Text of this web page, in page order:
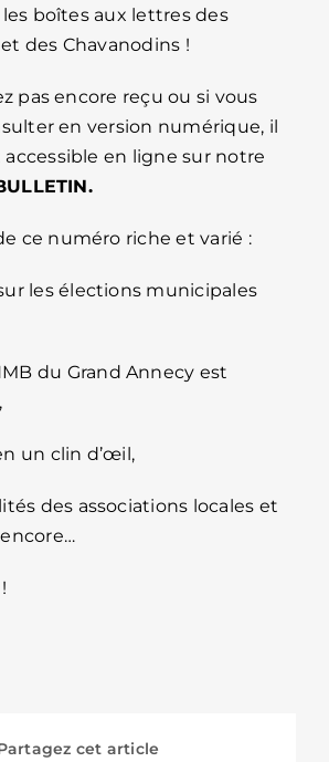
boîtes aux lettres des
des Chavanodins !
pas encore reçu ou si vous
en version numérique, il
en ligne sur notre
ce numéro riche et varié :
les élections municipales
du Grand Annecy est
un clin d’œil,
des associations locales et
cet article